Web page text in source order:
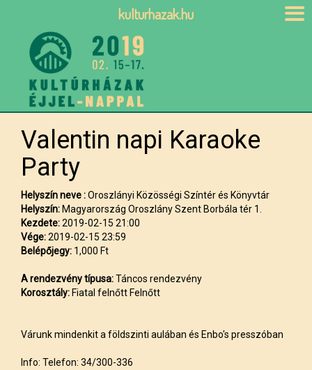
Valentin napi Karaoke
Party
Helyszín neve :Oroszlányi Közösségi Színtér és Könyvtár
Helyszín: Magyarország Oroszlány Szent Borbála tér 1.
Kezdete:2019-02-15 21:00
Vége:2019-02-15 23:59
Belépőjegy: 1,000 Ft
A rendezvény típusa:Táncos rendezvény
Korosztály: Fiatal felnőtt Felnőtt
Várunk mindenkit a földszinti aulában és Enbo's presszóban
Info: Telefon: 34/300-336
kulturhazak.hu